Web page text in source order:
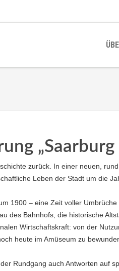
„Saarburg
zurück. In einer neuen,
Leben der Stadt um die
1900 – eine Zeit voller
des Bahnhofs, die historische
Wirtschaftskraft: von der
heute im Amüseum zu
Rundgang auch Antworten auf